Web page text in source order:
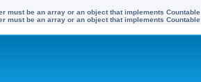
must be an array or an object that implements Countable
must be an array or an object that implements Countable